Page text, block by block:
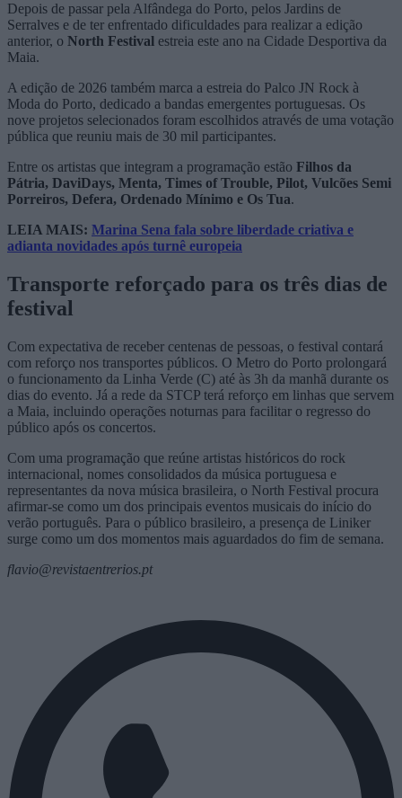
Depois de passar pela Alfândega do Porto, pelos Jardins de
Serralves e de ter enfrentado dificuldades para realizar a edição
anterior, o North Festival estreia este ano na Cidade Desportiva da
Maia.
A edição de 2026 também marca a estreia do Palco JN Rock à
Moda do Porto, dedicado a bandas emergentes portuguesas. Os
nove projetos selecionados foram escolhidos através de uma votação
pública que reuniu mais de 30 mil participantes.
Entre os artistas que integram a programação estão Filhos da
Pátria, DaviDays, Menta, Times of Trouble, Pilot, Vulcões Semi
Porreiros, Defera, Ordenado Mínimo e Os Tua.
LEIA MAIS: Marina Sena fala sobre liberdade criativa e
adianta novidades após turnê europeia
Transporte reforçado para os três dias de
festival
Com expectativa de receber centenas de pessoas, o festival contará
com reforço nos transportes públicos. O Metro do Porto prolongará
o funcionamento da Linha Verde (C) até às 3h da manhã durante os
dias do evento. Já a rede da STCP terá reforço em linhas que servem
a Maia, incluindo operações noturnas para facilitar o regresso do
público após os concertos.
Com uma programação que reúne artistas históricos do rock
internacional, nomes consolidados da música portuguesa e
representantes da nova música brasileira, o North Festival procura
afirmar-se como um dos principais eventos musicais do início do
verão português. Para o público brasileiro, a presença de Liniker
surge como um dos momentos mais aguardados do fim de semana.
flavio@revistaentrerios.pt